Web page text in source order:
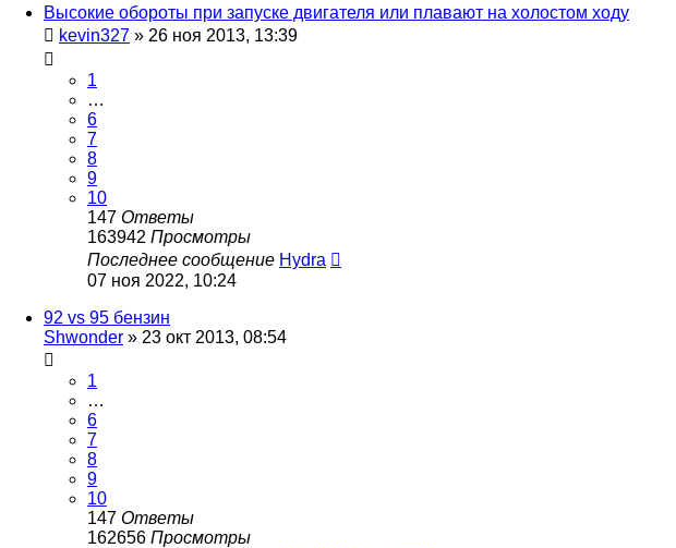
Высокие обороты при запуске двигателя или плавают на холостом ходу
kevin327 » 26 ноя 2013, 13:39
1
…
6
7
8
9
10
147 Ответы
163942 Просмотры
Последнее сообщение Hydra
07 ноя 2022, 10:24
92 vs 95 бензин
Shwonder » 23 окт 2013, 08:54
1
…
6
7
8
9
10
147 Ответы
162656 Просмотры